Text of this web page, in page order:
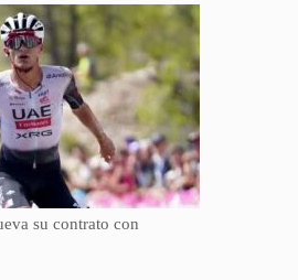
su contrato con